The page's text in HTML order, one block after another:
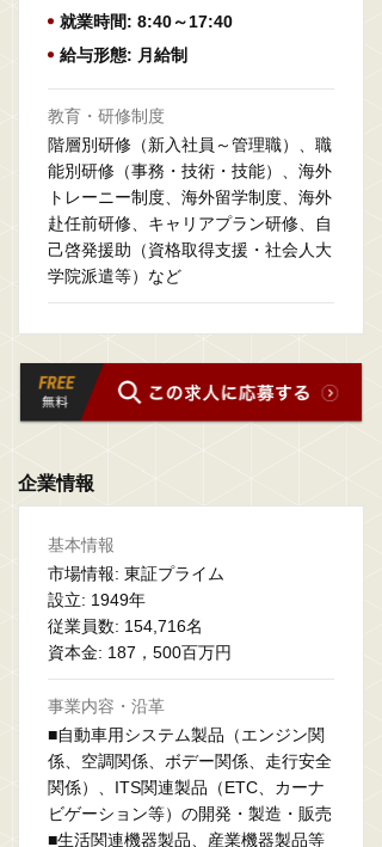
就業時間: 8:40～17:40
給与形態: 月給制
教育・研修制度
階層別研修（新入社員～管理職）、職
能別研修（事務・技術・技能）、海外
トレーニー制度、海外留学制度、海外
赴任前研修、キャリアプラン研修、自
己啓発援助（資格取得支援・社会人大
学院派遣等）など
企業情報
基本情報
市場情報: 東証プライム
設立: 1949年
従業員数: 154,716名
資本金: 187，500百万円
事業内容・沿革
■自動車用システム製品（エンジン関
係、空調関係、ボデー関係、走行安全
関係）、ITS関連製品（ETC、カーナ
ビゲーション等）の開発・製造・販売
■生活関連機器製品、産業機器製品等